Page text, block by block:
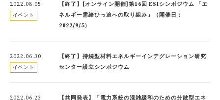
2022.08.05
イベント
【終了】[オンライン開催]第16回 ESIシンポジウム 「エ
ネルギー需給ひっ迫への取り組み」（開催日：
2022/9/5）
2022.06.30
イベント
【終了】持続型材料エネルギーインテグレーション研究
センター設立シンポジウム
2022.06.23 【共同発表】「電力系統の混雑緩和のための分散型エネ